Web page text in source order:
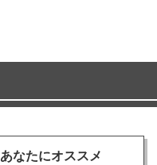
あなたにオススメ